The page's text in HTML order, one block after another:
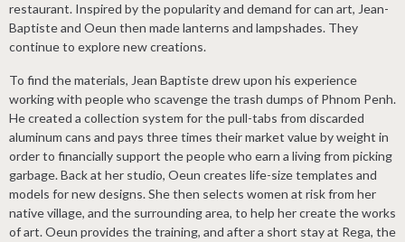
restaurant. Inspired by the popularity and demand for can art, Jean-
Baptiste and Oeun then made lanterns and lampshades. They
continue to explore new creations.
To find the materials, Jean Baptiste drew upon his experience
working with people who scavenge the trash dumps of Phnom Penh.
He created a collection system for the pull-tabs from discarded
aluminum cans and pays three times their market value by weight in
order to financially support the people who earn a living from picking
garbage. Back at her studio, Oeun creates life-size templates and
models for new designs. She then selects women at risk from her
native village, and the surrounding area, to help her create the works
of art. Oeun provides the training, and after a short stay at Rega, the